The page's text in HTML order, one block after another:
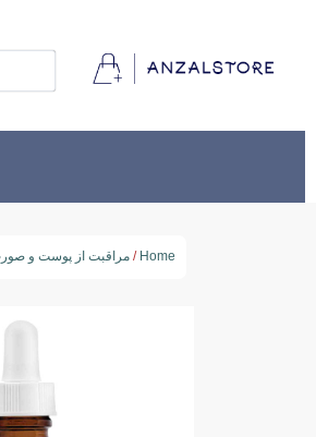
Home
/مراقبت از پوست و